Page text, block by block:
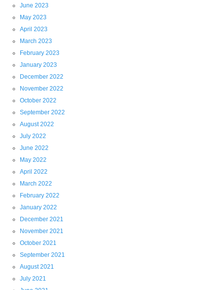
June 2023
May 2023
April 2023
March 2023
February 2023
January 2023
December 2022
November 2022
October 2022
September 2022
August 2022
July 2022
June 2022
May 2022
April 2022
March 2022
February 2022
January 2022
December 2021
November 2021
October 2021
September 2021
August 2021
July 2021